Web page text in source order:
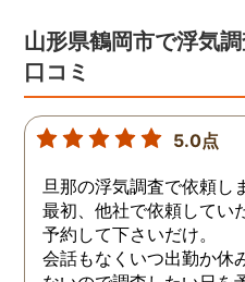
山形県鶴岡市で浮気
口コミ
5.0点
旦那の浮気調査で依頼し
最初、他社で依頼してい
予約して下さいだけ。
会話もなくいつ出勤か休